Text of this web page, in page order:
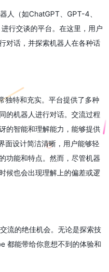
人（如ChatGPT、GPT-4、
行交谈的平台。在这里，用户
对话，并探索机器人在各种话
独特和充实。平台提供了多种
的机器人进行对话。交流过程
的智能和理解能力，能够提供
面设计简洁清晰，用户能够轻
功能和特点。然而，尽管机器
候也会出现理解上的偏差或逻
流的绝佳机会。无论是探索技
都能带给你意想不到的体验和